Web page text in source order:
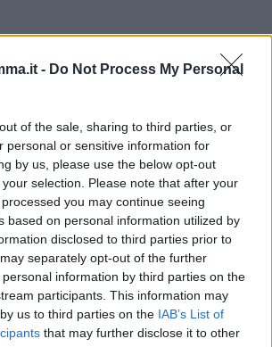
- Do Not Process My Personal
of the sale, sharing to third parties, or
personal or sensitive information for
by us, please use the below opt-out
selection. Please note that after your
you may continue seeing
based on personal information utilized by
disclosed to third parties prior to
separately opt-out of the further
information by third parties on the
participants. This information may
us to third parties on the IAB’s List of
that may further disclose it to other
e il carretto